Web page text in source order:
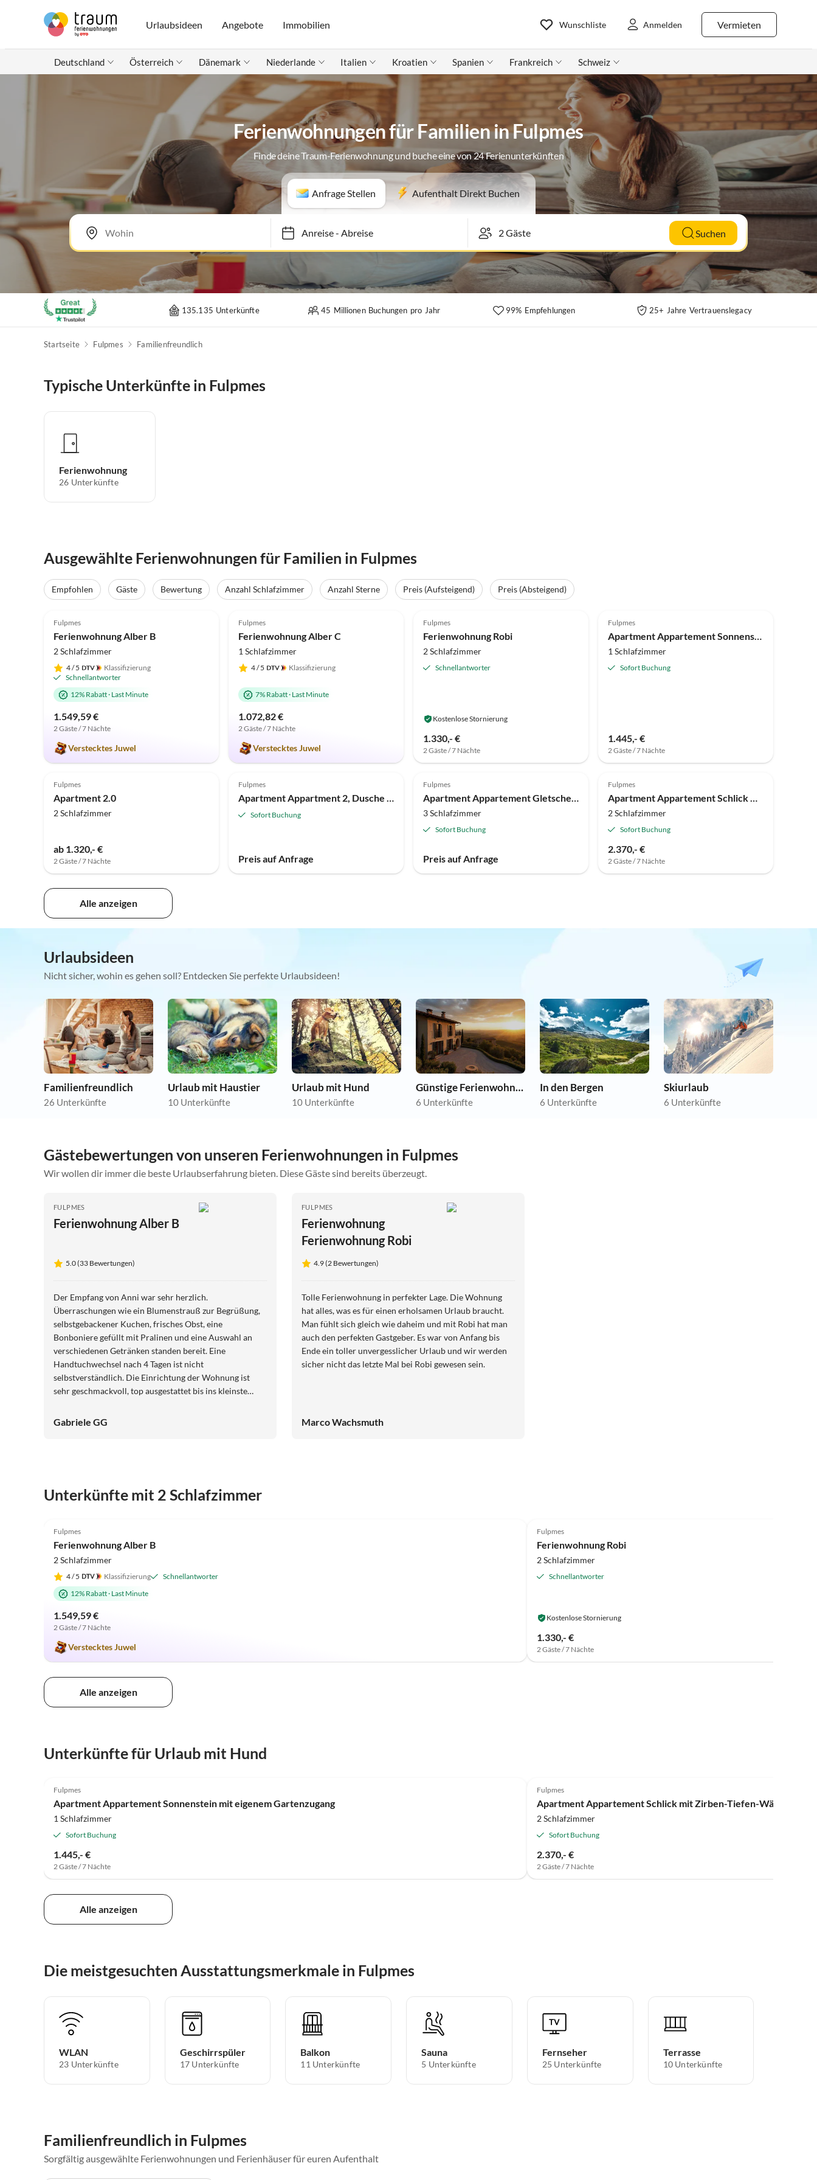
Urlaubsideen Angebote Immobilien Vermieten
Wunschliste Anmelden
Deutschland Österreich Dänemark Niederlande Italien Kroatien Spanien Frankreich Schweiz
Ferienwohnungen für Familien in Fulpmes
Finde deine Traum-Ferienwohnung und buche eine von 24 Ferienunterkünften
Anfrage Stellen Aufenthalt Direkt Buchen
Anreise-Abreise Suchen
135.135 Unterkünfte 45 Millionen Buchungen pro Jahr 99% Empfehlungen 25+ Jahre Vertrauenslegacy
Startseite Fulpmes Familienfreundlich
Typische Unterkünfte in Fulpmes
Ferienwohnung
26 Unterkünfte
Ausgewählte Ferienwohnungen für Familien in Fulpmes
Empfohlen Gäste Bewertung Anzahl Schlafzimmer Anzahl Sterne Preis (Aufsteigend)
Preis (Absteigend)
Fulpmes
Ferienwohnung Alber B
2 Schlafzimmer
4/ 5
Klassifizierung
Schnellantworter
12% Rabatt· Last Minute
1.549,59 €
2 Gäste / 7 Nächte
Verstecktes Juwel
Fulpmes
Ferienwohnung Alber C
1 Schlafzimmer
4/ 5 Klassifizierung
7% Rabatt· Last Minute
1.072,82 €
2 Gäste / 7 Nächte
Verstecktes Juwel
Top-Inserat
Fulpmes
Ferienwohnung Robi
2 Schlafzimmer
Schnellantworter
Kostenlose Stornierung
1.330,- €
2 Gäste / 7 Nächte
Fulpmes
Apartment Appartement Sonnenstein mit eigenem Gartenzugang
1 Schlafzimmer
Sofort Buchung
1.445,- €
2 Gäste / 7 Nächte
Fulpmes
Apartment 2.0
2 Schlafzimmer
ab 1.320,- €
2 Gäste / 7 Nächte
Fulpmes
Apartment Appartment 2, Dusche oder Bad, WC
Sofort Buchung
Preis auf Anfrage
Fulpmes
Apartment Appartement Gletscherblick NEU
3 Schlafzimmer
Sofort Buchung
Preis auf Anfrage
Fulpmes
Apartment Appartement Schlick mit Zirben-Tiefen-Wärme Kabine
2 Schlafzimmer
Sofort Buchung
2.370,- €
2 Gäste / 7 Nächte
Alle anzeigen
Urlaubsideen
Nicht sicher, wohin es gehen soll? Entdecken Sie perfekte Urlaubsideen!
Familienfreundlich
26 Unterkünfte
Urlaub mit Haustier
10 Unterkünfte
Urlaub mit Hund
10 Unterkünfte
Günstige Ferienwohnungen
6 Unterkünfte
In den Bergen
6 Unterkünfte
Skiurlaub
6 Unterkünfte
Gästebewertungen von unseren Ferienwohnungen in Fulpmes
Wir wollen dir immer die beste Urlaubserfahrung bieten. Diese Gäste sind bereits überzeugt.
FULPMES
Ferienwohnung Alber B
5.0 (33 Bewertungen)
Der Empfang von Anni war sehr herzlich.
Überraschungen wie ein Blumenstrauß zur Begrüßung,
selbstgebackener Kuchen, frisches Obst, eine
Bonboniere gefüllt mit Pralinen und eine Auswahl an
verschiedenen Getränken standen bereit. Eine
Handtuchwechsel nach 4 Tagen ist nicht
selbstverständlich. Die Einrichtung der Wohnung ist
sehr geschmackvoll, top ausgestattet bis ins kleinste
zentral. Geschätzt haben wir die netten Plaudereien und
Gabriele GG
FULPMES
Ferienwohnung
Ferienwohnung Robi
4.9 (2 Bewertungen)
Tolle Ferienwohnung in perfekter Lage. Die Wohnung
hat alles, was es für einen erholsamen Urlaub braucht.
Man fühlt sich gleich wie daheim und mit Robi hat man
auch den perfekten Gastgeber. Es war von Anfang bis
Ende ein toller unvergesslicher Urlaub und wir werden
sicher nicht das letzte Mal bei Robi gewesen sein.
Marco Wachsmuth
Unterkünfte mit 2 Schlafzimmer
Fulpmes
Ferienwohnung Alber B
2 Schlafzimmer
4/ 5 Klassifizierung
Schnellantworter
12% Rabatt· Last Minute
1.549,59 €
2 Gäste / 7 Nächte
Verstecktes Juwel
Fulpmes
Ferienwohnung Robi
2 Schlafzimmer
Schnellantworter
Kostenlose Stornierung
1.330,- €
2 Gäste / 7 Nächte
Alle anzeigen
Unterkünfte für Urlaub mit Hund
Fulpmes
Apartment Appartement Sonnenstein mit eigenem Gartenzugang
1 Schlafzimmer
Sofort Buchung
1.445,- €
2 Gäste / 7 Nächte
Fulpmes
Apartment Appartement Schlick mit Zirben-Tiefen-Wärme
2 Schlafzimmer
Sofort Buchung
2.370,- €
2 Gäste / 7 Nächte
Alle anzeigen
Die meistgesuchten Ausstattungsmerkmale in Fulpmes
WLAN
23 Unterkünfte
Geschirrspüler
17 Unterkünfte
Balkon
11 Unterkünfte
Sauna
5 Unterkünfte
Fernseher
25 Unterkünfte
Terrasse
10 Unterkünfte
Familienfreundlich in Fulpmes
Sorgfältig ausgewählte Ferienwohnungen und Ferienhäuser für euren Aufenthalt